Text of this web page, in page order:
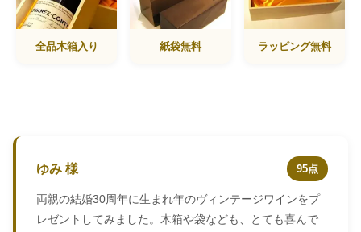
全品木箱入り 紙袋無料 ラッピング無料
ゆみ 様 95点
両親の結婚30周年に生まれ年のヴィンテージワインをプ
レゼントしてみました。木箱や袋なども、とても喜んで